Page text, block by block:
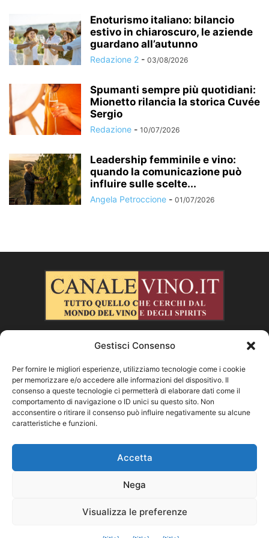
Enoturismo italiano: bilancio
estivo in chiaroscuro, le aziende
guardano all’autunno
Redazione 2 - 03/08/2026
Spumanti sempre più quotidiani:
Mionetto rilancia la storica Cuvée
Sergio
Redazione - 10/07/2026
Leadership femminile e vino:
quando la comunicazione può
influire sulle scelte...
Angela Petroccione - 01/07/2026
CHI SIAMO
SEGUICI
Facebook
Vimeo
©
Gestisci Consenso
Per fornire le migliori esperienze, utilizziamo tecnologie come i cookie
per memorizzare e/o accedere alle informazioni del dispositivo. Il
consenso a queste tecnologie ci permetterà di elaborare dati come il
comportamento di navigazione o ID unici su questo sito. Non
acconsentire o ritirare il consenso può influire negativamente su alcune
caratteristiche e funzioni.
Accetta
Nega
Visualizza le preferenze